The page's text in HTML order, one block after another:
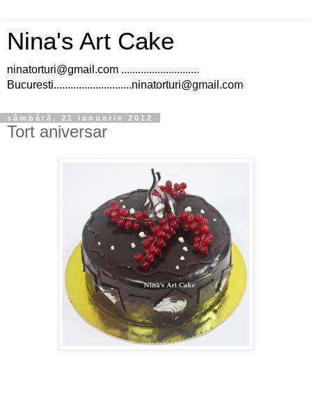
Nina's Art Cake
ninatorturi@gmail.com ............................
Bucuresti............................ninatorturi@gmail.com
sâmbătă, 21 ianuarie 2012
Tort aniversar